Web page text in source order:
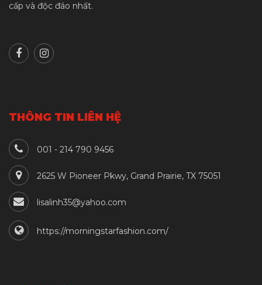
cấp và độc đáo nhất.
THÔNG TIN LIÊN HỆ
001 - 214 790 9456
2625 W Pioneer Pkwy, Grand Prairie, TX 75051
lisalinh35@yahoo.com
https://morningstarfashion.com/